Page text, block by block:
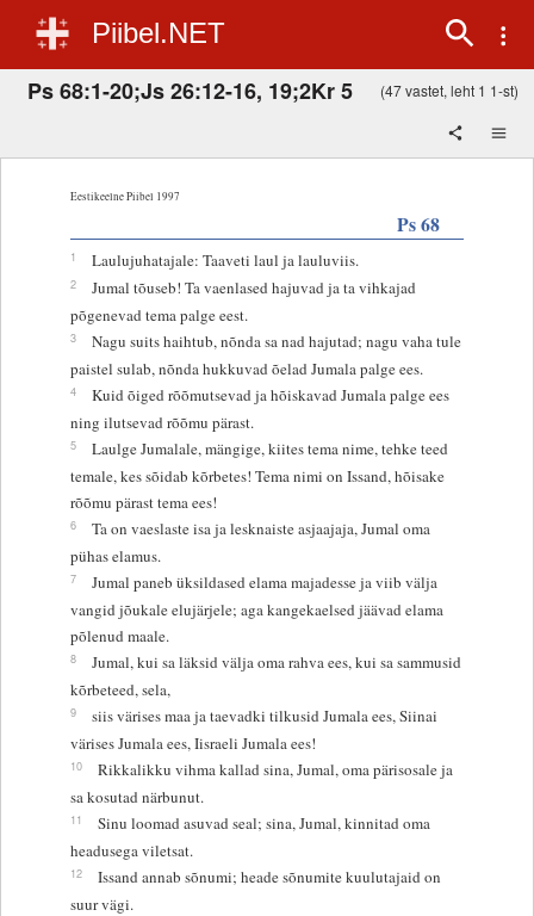
Piibel.NET
Ps 68:1-20;Js 26:12-16, 19;2Kr 5 (47 vastet, leht 1 1-st)
Eestikeelne Piibel 1997
Ps 68
1 Laulujuhatajale: Taaveti laul ja lauluviis.
2
Jumal tõuseb! Ta vaenlased hajuvad ja ta vihkajad
põgenevad tema palge eest.
3
Nagu suits haihtub, nõnda sa nad hajutad; nagu vaha tule
paistel sulab, nõnda hukkuvad õelad Jumala palge ees.
4
Kuid õiged rõõmutsevad ja hõiskavad Jumala palge ees
ning ilutsevad rõõmu pärast.
5
Laulge Jumalale, mängige, kiites tema nime, tehke teed
temale, kes sõidab kõrbetes! Tema nimi on Issand, hõisake
rõõmu pärast tema ees!
6
Ta on vaeslaste isa ja lesknaiste asjaajaja, Jumal oma
pühas elamus.
7
Jumal paneb üksildased elama majadesse ja viib välja
vangid jõukale elujärjele; aga kangekaelsed jäävad elama
põlenud maale.
8
Jumal, kui sa läksid välja oma rahva ees, kui sa sammusid
kõrbeteed, sela,
9
siis värises maa ja taevadki tilkusid Jumala ees, Siinai
värises Jumala ees, Iisraeli Jumala ees!
10
Rikkalikku vihma kallad sina, Jumal, oma pärisosale ja
sa kosutad närbunut.
11
Sinu loomad asuvad seal; sina, Jumal, kinnitad oma
headusega viletsat.
12
Issand annab sõnumi; heade sõnumite kuulutajaid on
suur vägi.